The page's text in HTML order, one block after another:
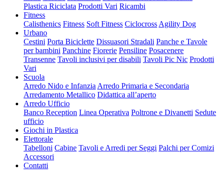
Plastica Riciclata Prodotti Vari Ricambi
Fitness
Calisthenics Fitness Soft Fitness Ciclocross Agility Dog
Urbano
Cestini Porta Biciclette Dissuasori Stradali Panche e Tavole
per bambini Panchine Fiorerie Pensiline Posacenere
Transenne Tavoli inclusivi per disabili Tavoli Pic Nic Prodotti
Vari
Scuola
Arredo Nido e Infanzia Arredo Primaria e Secondaria
Arredamento Metallico Didattica all’aperto
Arredo Ufficio
Banco Reception Linea Operativa Poltrone e Divanetti Sedute
ufficio
Giochi in Plastica
Elettorale
Tabelloni Cabine Tavoli e Arredi per Seggi Palchi per Comizi
Accessori
Contatti